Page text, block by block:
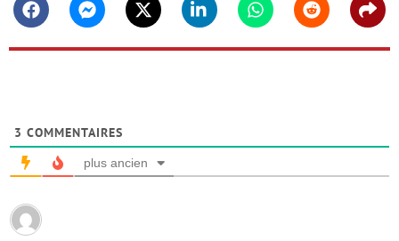
FacebookMessengerTwitter Linkedin WhatsappReddit
3 COMMENTAIRES
plus ancien